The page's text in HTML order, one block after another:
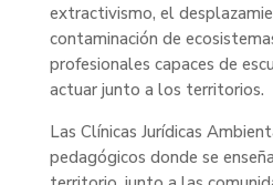
extractivismo, el
contaminación de
profesionales capaces de
actuar junto a los territorios.
Las Clínicas Jurídicas
pedagógicos donde se